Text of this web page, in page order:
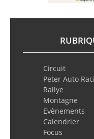
Circuit
Peter Auto
Rallye
Montagne
Evènements
Calendrier
Focus